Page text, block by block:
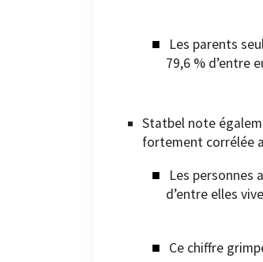
Les parents
79,6 % d’entre
Statbel note
fortement corrélée
Les personnes
d’entre elles
Ce chiffre